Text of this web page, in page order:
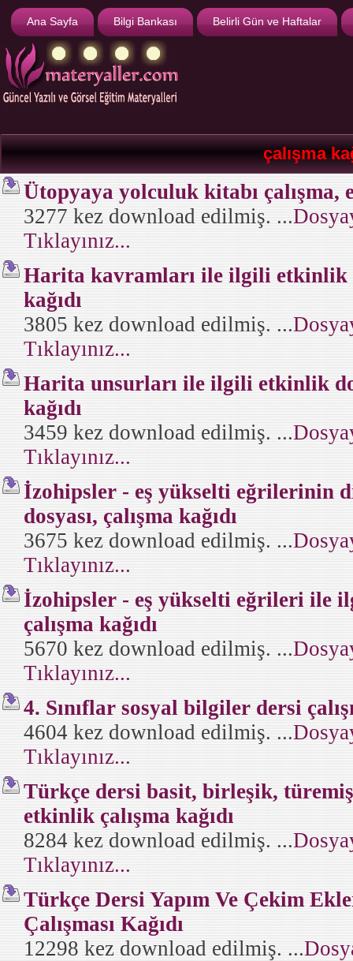
Ana Sayfa Bilgi Bankası Belirli Gün ve Haftalar
çalışma
Ütopyaya yolculuk kitabı çalışma,
3277 kez download edilmiş. ...
Tıklayınız...
Harita kavramları ile ilgili etkinlik
kağıdı
3805 kez download edilmiş. ...
Tıklayınız...
Harita unsurları ile ilgili etkinlik
kağıdı
3459 kez download edilmiş. ...
Tıklayınız...
İzohipsler - eş yükselti eğrilerinin
dosyası, çalışma kağıdı
3675 kez download edilmiş. ...
Tıklayınız...
İzohipsler - eş yükselti eğrileri ile
çalışma kağıdı
5670 kez download edilmiş. ...
Tıklayınız...
4. Sınıflar sosyal bilgiler dersi
4604 kez download edilmiş. ...
Tıklayınız...
Türkçe dersi basit, birleşik,
etkinlik çalışma kağıdı
8284 kez download edilmiş. ...
Tıklayınız...
Türkçe Dersi Yapım Ve Çekim
Çalışması Kağıdı
12298 kez download edilmiş. ...